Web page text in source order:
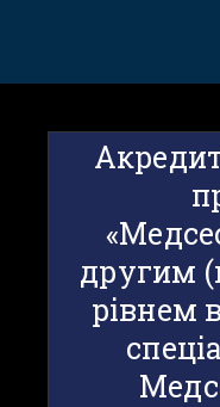
другим
рівнем